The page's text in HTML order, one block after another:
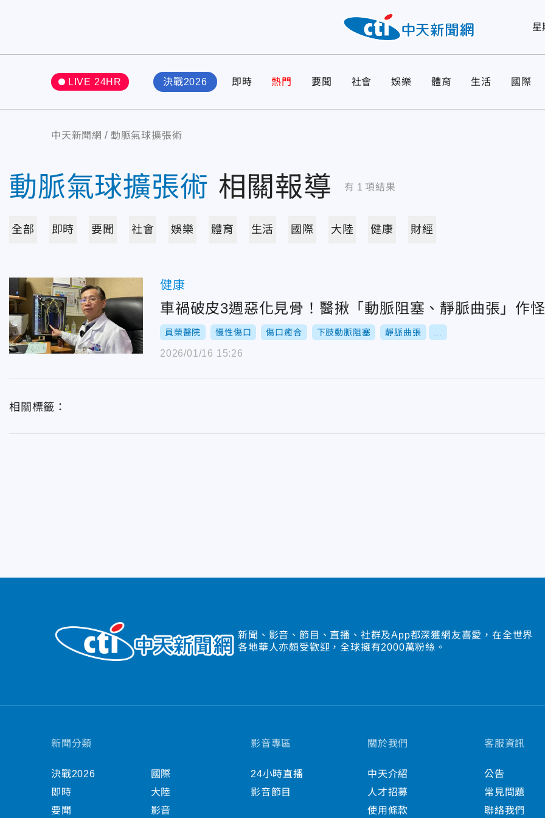
星
LIVE 24HR 決戰2026 即時 熱門 要聞 社會 娛樂 體育 生活 國際
中天新聞網 動脈氣球擴張術
動脈氣球擴張術 相關報導 有 1 項結果
全部 即時 要聞 社會 娛樂 體育 生活 國際 大陸 健康 財經
健康
車禍破皮3週惡化見骨！醫揪「動脈阻塞、靜脈曲張」作怪
員榮醫院 慢性傷口 傷口癒合 下肢動脈阻塞 靜脈曲張
2026/01/16 15:26
相關標籤：
新聞、影音、節目、直播、社群及App都深獲網友喜愛，在全世界
各地華人亦頗受歡迎，全球擁有2000萬粉絲。
新聞分類
決戰2026
即時
要聞
國際
大陸
影音
影音專區
24小時直播
影音節目
關於我們
中天介紹
人才招募
使用條款
客服資訊
公告
常見問題
聯絡我們